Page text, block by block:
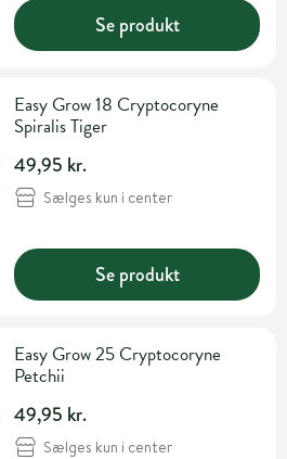
Se produkt
Easy Grow 18 Cryptocoryne
Spiralis Tiger
49,95 kr.
Sælges kun i center
Se produkt
Easy Grow 25 Cryptocoryne
Petchii
49,95 kr.
Sælges kun i center